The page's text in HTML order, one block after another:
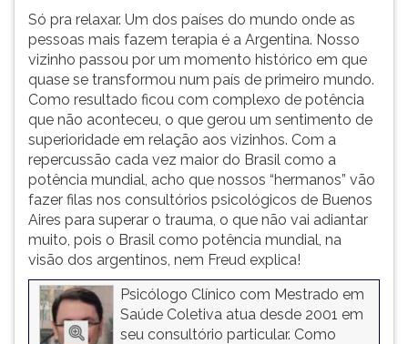
Só pra relaxar. Um dos países do mundo onde as
pessoas mais fazem terapia é a Argentina. Nosso
vizinho passou por um momento histórico em que
quase se transformou num país de primeiro mundo.
Como resultado ficou com complexo de potência
que não aconteceu, o que gerou um sentimento de
superioridade em relação aos vizinhos. Com a
repercussão cada vez maior do Brasil como a
potência mundial, acho que nossos “hermanos” vão
fazer filas nos consultórios psicológicos de Buenos
Aires para superar o trauma, o que não vai adiantar
muito, pois o Brasil como potência mundial, na
visão dos argentinos, nem Freud explica!
Psicólogo Clínico com Mestrado em
Saúde Coletiva atua desde 2001 em
seu consultório particular. Como